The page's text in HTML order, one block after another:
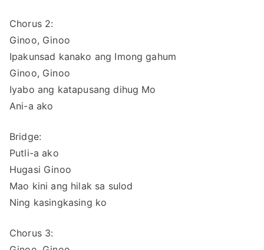
Chorus 2:
Ginoo, Ginoo
Ipakunsad kanako ang Imong gahum
Ginoo, Ginoo
Iyabo ang katapusang dihug Mo
Ani-a ako
Bridge:
Putli-a ako
Hugasi Ginoo
Mao kini ang hilak sa sulod
Ning kasingkasing ko
Chorus 3: